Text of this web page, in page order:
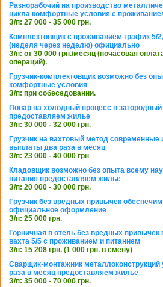
Разнорабочий на производство
цикла комфортные условия с
З/п: 27 000 - 35 000 грн.
Комплектовщик с проживанием график
(неделя через неделю) официально
З/п: от 30 000 грн./месяц (почасовая
операций).
Грузчик-комплектовщик возможно без
комфортные условия
З/п: при собеседовании.
Повар на холодный процесс в
предоставляем жилье
З/п: 30 000 - 32 000 грн.
Грузчик на вахтовый метод
выплаты два раза в месяц
З/п: 23 000 - 40 000 грн
Кладовщик возможно без опыта всему
питания предоставляем жилье
З/п: 20 000 - 30 000 грн.
Грузчик без вредных привычек
официальное оформление
З/п: 25 000 грн.
Горничная в отель без вредных
вахта 5/5 с проживанием и питанием
З/п: 15 208 грн. (1 000 грн. в смену)
Сварщик-монтажник
раза в месяц предоставляем жилье
З/п: 35 000 - 70 000 грн.